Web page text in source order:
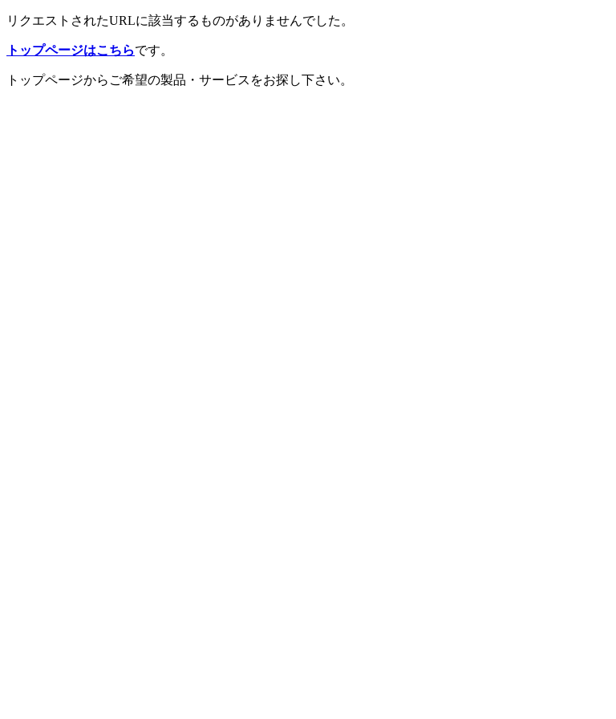
リクエストされたURLに該当するものがありませんでした。
トップページはこちらです。
トップページからご希望の製品・サービスをお探し下さい。